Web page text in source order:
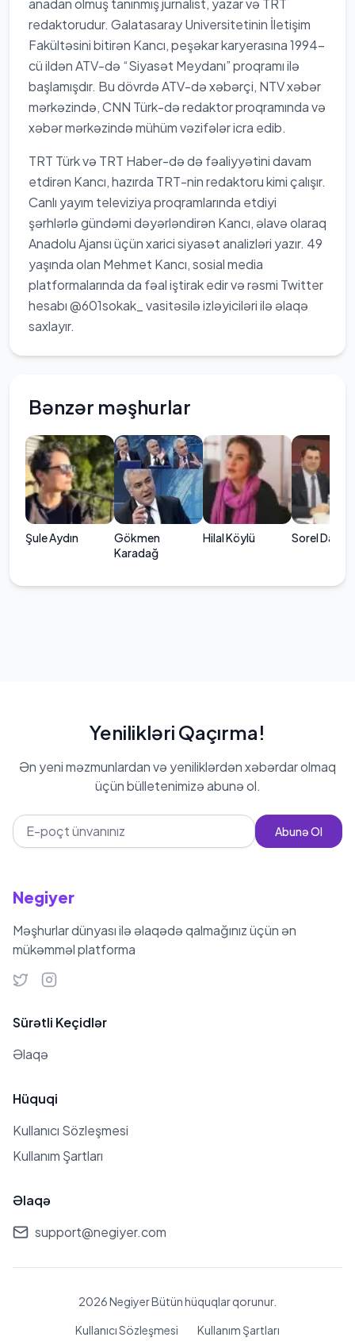
anadan olmuş tanınmış jurnalist, yazar və TRT
redaktorudur. Galatasaray Universitetinin İletişim
Fakültəsini bitirən Kancı, peşəkar karyerasına 1994-
cü ildən ATV-də “Siyasət Meydanı” proqramı ilə
başlamışdır. Bu dövrdə ATV-də xəbərçi, NTV xəbər
mərkəzində, CNN Türk-də redaktor proqramında və
xəbər mərkəzində mühüm vəzifələr icra edib.
TRT Türk və TRT Haber-də də fəaliyyətini davam
etdirən Kancı, hazırda TRT-nin redaktoru kimi çalışır.
Canlı yayım televiziya proqramlarında etdiyi
şərhlərlə gündəmi dəyərləndirən Kancı, əlavə olaraq
Anadolu Ajansı üçün xarici siyasət analizləri yazır. 49
yaşında olan Mehmet Kancı, sosial media
platformalarında da fəal iştirak edir və rəsmi Twitter
hesabı @601sokak_ vasitəsilə izləyiciləri ilə əlaqə
saxlayır.
Bənzər məşhurlar
Şule Aydın
Gökmen
Karadağ
Hilal Köylü Sorel
Yenilikləri Qaçırma!
Ən yeni məzmunlardan və yeniliklərdən xəbərdar olmaq
üçün bülletenimizə abunə ol.
Abunə Ol
Negiyer
Məşhurlar dünyası ilə əlaqədə qalmağınız üçün ən
mükəmməl platforma
Sürətli Keçidlər
Əlaqə
Hüquqi
Kullanıcı Sözleşmesi
Kullanım Şartları
Əlaqə
support@negiyer.com
2026 Negiyer Bütün hüquqlar qorunur.
Kullanıcı Sözleşmesi
Kullanım Şartları